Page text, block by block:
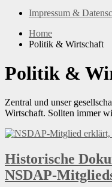
Impressum &
Home
Politik & Wirtschaft
Politik &
Zentral und unser
Wirtschaft. Sollten immer
Historische
NSDAP-